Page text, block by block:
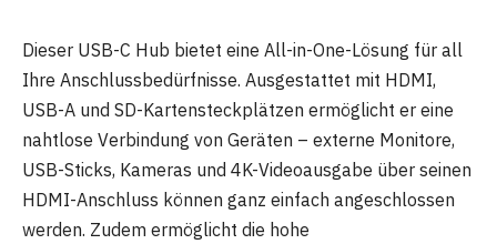
Dieser USB-C Hub bietet eine All-in-One-Lösung für all
Ihre Anschlussbedürfnisse. Ausgestattet mit HDMI,
USB-A und SD-Kartensteckplätzen ermöglicht er eine
nahtlose Verbindung von Geräten – externe Monitore,
USB-Sticks, Kameras und 4K-Videoausgabe über seinen
HDMI-Anschluss können ganz einfach angeschlossen
werden. Zudem ermöglicht die hohe